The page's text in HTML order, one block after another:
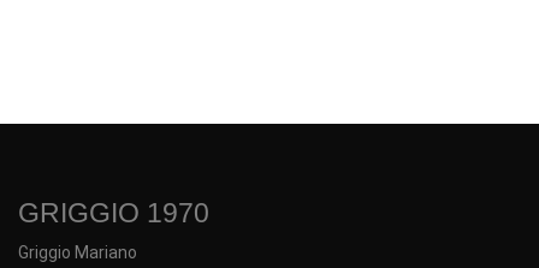
GRIGGIO 1970
Griggio Mariano